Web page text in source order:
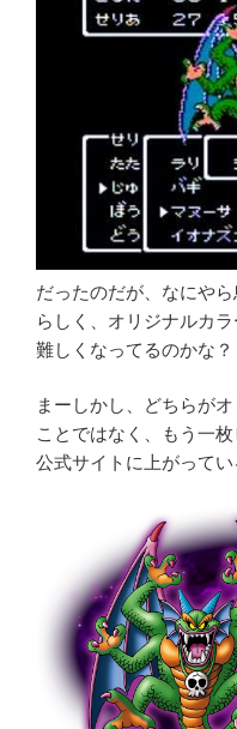
だったのだが、なにや
らしく、オリジナルカ
難しくなってるのかな？
まーしかし、どちらが
ことではなく、もう一
公式サイトに上がって